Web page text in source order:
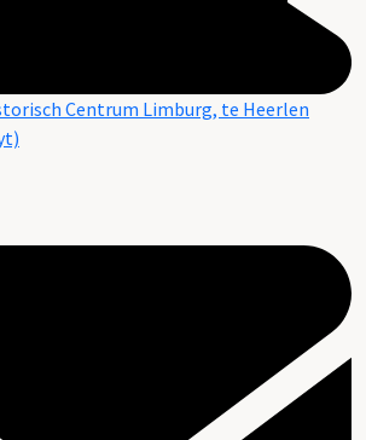
Centrum Limburg, te Heerlen